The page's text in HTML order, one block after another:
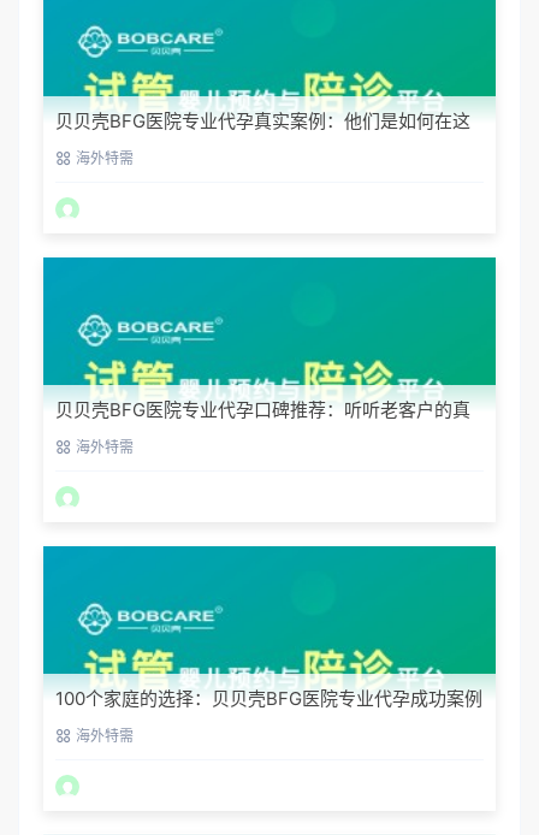
贝贝壳BFG医院专业代孕真实案例：他们是如何在这
里圆梦的
海外特需
贝贝壳BFG医院专业代孕口碑推荐：听听老客户的真
实评价
海外特需
100个家庭的选择：贝贝壳BFG医院专业代孕成功案例
分享海外特需